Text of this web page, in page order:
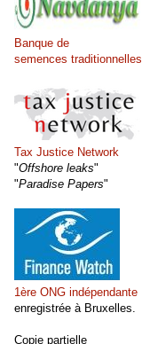
Banque de
semences traditionnelles
Tax Justice Network
"Offshore leaks"
"Paradise Papers"
1ère ONG indépendante
enregistrée à Bruxelles.
Copie partielle